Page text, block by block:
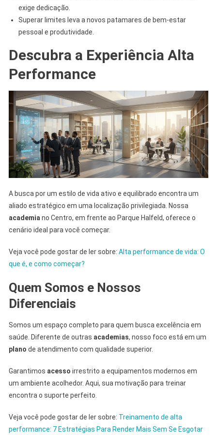
exige dedicação.
Superar limites leva a novos patamares de bem-estar
pessoal e produtividade.
Descubra a Experiência Alta
Performance
A busca por um estilo de vida ativo e equilibrado encontra um
aliado estratégico em uma localização privilegiada. Nossa
academia no Centro, em frente ao Parque Halfeld, oferece o
cenário ideal para você começar.
Veja você pode gostar de ler sobre: Alta performance de vida: O
que é, e como começar?
Quem Somos e Nossos
Diferenciais
Somos um espaço completo para quem busca excelência em
saúde. Diferente de outras academias, nosso foco está em um
plano de atendimento com qualidade superior.
Garantimos acesso irrestrito a equipamentos modernos em
um ambiente acolhedor. Aqui, sua motivação para treinar
encontra o suporte perfeito.
Veja você pode gostar de ler sobre: Treinamento de alta
performance: 7 Estratégias Para Render Mais Sem Se Esgotar